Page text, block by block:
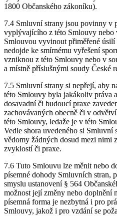
1800 Občanského zákoníku).
7.4 Smluvní strany jsou povinny v
vyplývajícího z této Smlouvy nebo
Smlouvou vyvinout přiměřené
nedojde ke smírnému vyřešení
vzniknou z této Smlouvy nebo v
a místně příslušnými soudy České
7.5 Smluvní strany si nepřejí, aby
této Smlouvy byla jakákoliv práva
dosavadní či budoucí praxe
zachovávaných obecně či v
této Smlouvy, ledaže je v této
Vedle shora uvedeného si Smluvní
vědomy žádných dosud mezi nimi
zvyklostí či praxe.
7.6 Tuto Smlouvu lze měnit nebo
písemné dohody Smluvních stran,
smyslu ustanovení § 564
možnost její změny nebo doplnění
písemná forma je nezbytná i pro
Smlouvy, jakož i pro vzdání se